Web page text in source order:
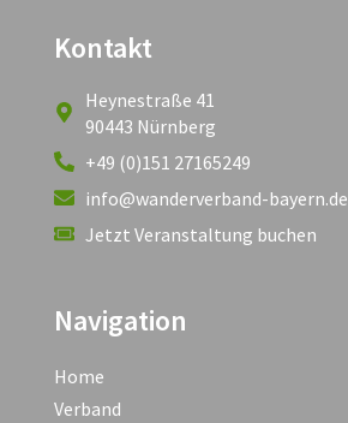
Kontakt
Heynestraße 41
90443 Nürnberg
+49 (0)151 27165249
info@wanderverband-bayern.de
Jetzt Veranstaltung buchen
Navigation
Home
Verband